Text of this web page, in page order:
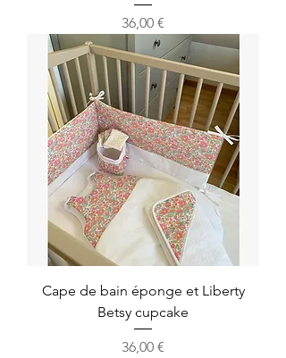
Prix
36,00 €
Cape de bain éponge et Liberty
Betsy cupcake
Prix
36,00 €